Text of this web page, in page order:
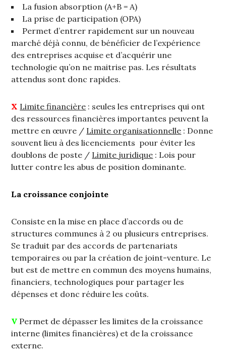
La fusion absorption (A+B = A)
La prise de participation (OPA)
Permet d’entrer rapidement sur un nouveau
marché déjà connu, de bénéficier de l’expérience
des entreprises acquise et d’acquérir une
technologie qu’on ne maitrise pas. Les résultats
attendus sont donc rapides.
X Limite financière : seules les entreprises qui ont
des ressources financières importantes peuvent la
mettre en œuvre / Limite organisationnelle : Donne
souvent lieu à des licenciements pour éviter les
doublons de poste / Limite juridique : Lois pour
lutter contre les abus de position dominante.
La croissance conjointe
Consiste en la mise en place d’accords ou de
structures communes à 2 ou plusieurs entreprises.
Se traduit par des accords de partenariats
temporaires ou par la création de joint-venture. Le
but est de mettre en commun des moyens humains,
financiers, technologiques pour partager les
dépenses et donc réduire les coûts.
V Permet de dépasser les limites de la croissance
interne (limites financières) et de la croissance
externe.